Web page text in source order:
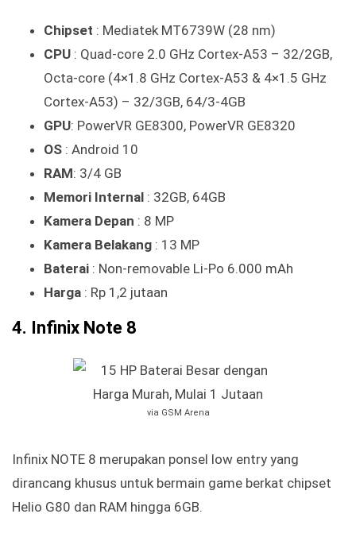
Chipset : Mediatek MT6739W (28 nm)
CPU : Quad-core 2.0 GHz Cortex-A53 – 32/2GB,
Octa-core (4×1.8 GHz Cortex-A53 & 4×1.5 GHz
Cortex-A53) – 32/3GB, 64/3-4GB
GPU: PowerVR GE8300, PowerVR GE8320
OS : Android 10
RAM: 3/4 GB
Memori Internal : 32GB, 64GB
Kamera Depan : 8 MP
Kamera Belakang : 13 MP
Baterai : Non-removable Li-Po 6.000 mAh
Harga : Rp 1,2 jutaan
4. Infinix Note 8
via GSM Arena
Infinix NOTE 8 merupakan ponsel low entry yang
dirancang khusus untuk bermain game berkat chipset
Helio G80 dan RAM hingga 6GB.